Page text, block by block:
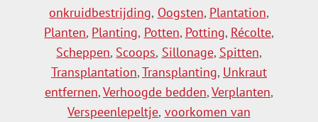
onkruidbestrijding, Oogsten, Plantation,
Planten, Planting, Potten, Potting, Récolte,
Scheppen, Scoops, Sillonage, Spitten,
Transplantation,Transplanting, Unkraut
entfernen,Verhoogde bedden,Verplanten,
Verspeenlepeltje, voorkomen van